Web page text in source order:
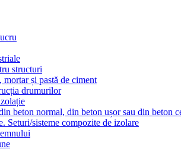
structuri
mortar și pastă de ciment
drumurilor
beton normal, din beton ușor sau din beton
Seturi/sisteme compozite de izolare